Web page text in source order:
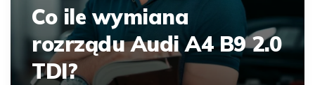
Co ile wymiana
rozrządu Audi A4 B9 2.0
TDI?